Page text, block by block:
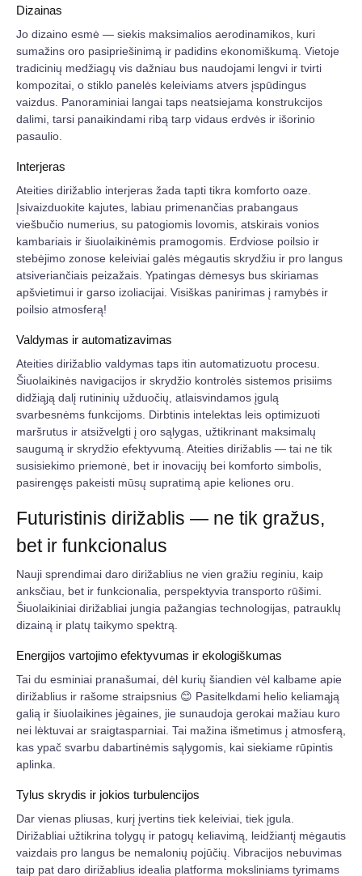
Dizainas
Jo dizaino esmė — siekis maksimalios aerodinamikos, kuri
sumažins oro pasipriešinimą ir padidins ekonomiškumą. Vietoje
tradicinių medžiagų vis dažniau bus naudojami lengvi ir tvirti
kompozitai, o stiklo panelės keleiviams atvers įspūdingus
vaizdus. Panoraminiai langai taps neatsiejama konstrukcijos
dalimi, tarsi panaikindami ribą tarp vidaus erdvės ir išorinio
pasaulio.
Interjeras
Ateities dirižablio interjeras žada tapti tikra komforto oaze.
Įsivaizduokite kajutes, labiau primenančias prabangaus
viešbučio numerius, su patogiomis lovomis, atskirais vonios
kambariais ir šiuolaikinėmis pramogomis. Erdviose poilsio ir
stebėjimo zonose keleiviai galės mėgautis skrydžiu ir pro langus
atsiveriančiais peizažais. Ypatingas dėmesys bus skiriamas
apšvietimui ir garso izoliacijai. Visiškas panirimas į ramybės ir
poilsio atmosferą!
Valdymas ir automatizavimas
Ateities dirižablio valdymas taps itin automatizuotu procesu.
Šiuolaikinės navigacijos ir skrydžio kontrolės sistemos prisiims
didžiąją dalį rutininių užduočių, atlaisvindamos įgulą
svarbesnėms funkcijoms. Dirbtinis intelektas leis optimizuoti
maršrutus ir atsižvelgti į oro sąlygas, užtikrinant maksimalų
saugumą ir skrydžio efektyvumą. Ateities dirižablis — tai ne tik
susisiekimo priemonė, bet ir inovacijų bei komforto simbolis,
pasirengęs pakeisti mūsų supratimą apie keliones oru.
Futuristinis dirižablis — ne tik gražus,
bet ir funkcionalus
Nauji sprendimai daro dirižablius ne vien gražiu reginiu, kaip
anksčiau, bet ir funkcionalia, perspektyvia transporto rūšimi.
Šiuolaikiniai dirižabliai jungia pažangias technologijas, patrauklų
dizainą ir platų taikymo spektrą.
Energijos vartojimo efektyvumas ir ekologiškumas
Tai du esminiai pranašumai, dėl kurių šiandien vėl kalbame apie
dirižablius ir rašome straipsnius 😊 Pasitelkdami helio keliamąją
galią ir šiuolaikines jėgaines, jie sunaudoja gerokai mažiau kuro
nei lėktuvai ar sraigtasparniai. Tai mažina išmetimus į atmosferą,
kas ypač svarbu dabartinėmis sąlygomis, kai siekiame rūpintis
aplinka.
Tylus skrydis ir jokios turbulencijos
Dar vienas pliusas, kurį įvertins tiek keleiviai, tiek įgula.
Dirižabliai užtikrina tolygų ir patogų keliavimą, leidžiantį mėgautis
vaizdais pro langus be nemalonių pojūčių. Vibracijos nebuvimas
taip pat daro dirižablius idealia platforma moksliniams tyrimams